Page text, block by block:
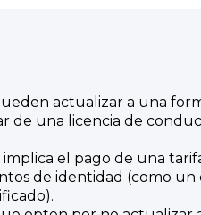
actualizar a una
de una licencia de
implica el pago de una
de identidad (como un